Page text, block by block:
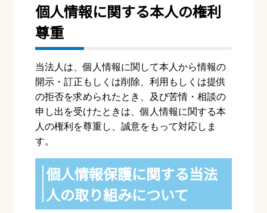
個⼈情報に関する本⼈の権利
尊重
当法⼈は、個⼈情報に関して本⼈から情報の
開⽰・訂正もしくは削除、利⽤もしくは提供
の拒否を求められたとき、及び苦情・相談の
申し出を受けたときは、個⼈情報に関する本
⼈の権利を尊重し、誠意をもって対応しま
す。
個⼈情報保護に関する当法
⼈の取り組みについて